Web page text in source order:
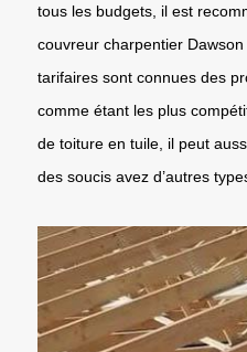
tous les budgets, il est
couvreur charpentier
tarifaires sont connues des
comme étant les plus
de toiture en tuile, il peut
des soucis avez d’autres